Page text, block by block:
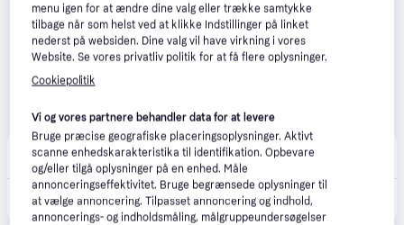
BygXtra 4.1(29)
Bestillingsvare
Juliana Jubii 60 15,1 m2 Drivhus 34.999 kr.
menu igen for at ændre dine valg eller trække samtykke
tilbage når som helst ved at klikke Indstillinger på linket
nederst på websiden. Dine valg vil have virkning i vores
Website. Se vores privatliv politik for at få flere oplysninger.
Cookiepolitik
Vi og vores partnere behandler data for at levere
Bruge præcise geografiske placeringsoplysninger. Aktivt
scanne enhedskarakteristika til identifikation. Opbevare
og/eller tilgå oplysninger på en enhed. Måle
annonceringseffektivitet. Bruge begrænsede oplysninger til
at vælge annoncering. Tilpasset annoncering og indhold,
annoncerings- og indholdsmåling, målgruppeundersøgelser